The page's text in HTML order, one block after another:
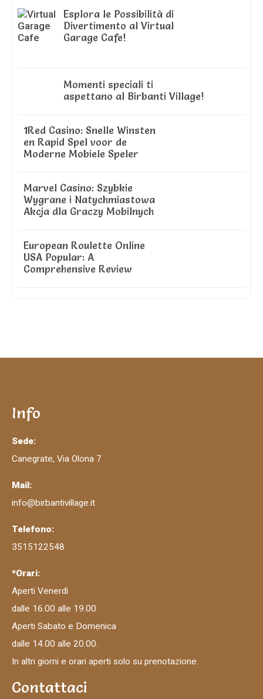
Esplora le Possibilità di
Divertimento al Virtual
Garage Cafe!
Momenti speciali ti
aspettano al Birbanti Village!
1Red Casino: Snelle Winsten
en Rapid Spel voor de
Moderne Mobiele Speler
Marvel Casino: Szybkie
Wygrane i Natychmiastowa
Akcja dla Graczy Mobilnych
European Roulette Online
USA Popular: A
Comprehensive Review
Info
Sede:
Canegrate, Via Olona 7
Mail:
info@birbantivillage.it
Telefono:
3515122548
*Orari:
Aperti Venerdì
dalle 16.00 alle 19.00
Aperti Sabato e Domenica
dalle 14.00 alle 20.00.
In altri giorni e orari aperti solo su prenotazione.
Contattaci